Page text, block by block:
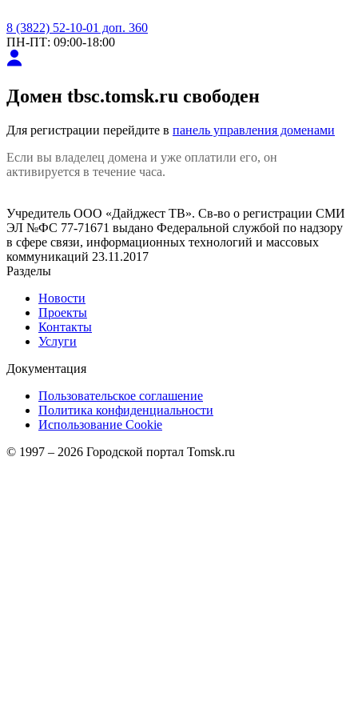
8 (3822) 52-10-01 доп. 360
ПН-ПТ: 09:00-18:00
Домен tbsc.tomsk.ru свободен
Для регистрации перейдите в панель управления доменами
Если вы владелец домена и уже оплатили его, он
активируется в течение часа.
Учредитель ООО «Дайджест ТВ». Св-во о регистрации СМИ
ЭЛ №ФС 77-71671 выдано Федеральной службой по надзору
в сфере связи, информационных технологий и массовых
коммуникаций 23.11.2017
Разделы
Новости
Проекты
Контакты
Услуги
Документация
Пользовательское соглашение
Политика конфиденциальности
Использование Cookie
© 1997 – 2026 Городской портал Tomsk.ru